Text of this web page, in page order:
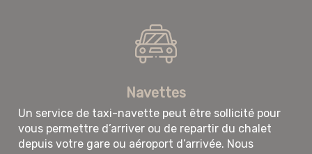
Navettes
Un service de taxi-navette peut être sollicité pour
vous permettre d’arriver ou de repartir du chalet
depuis votre gare ou aéroport d’arrivée. Nous